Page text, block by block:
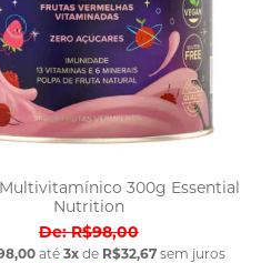
300g Essential
Nutrition
R$98,00
até3x de R$32,67 sem juros